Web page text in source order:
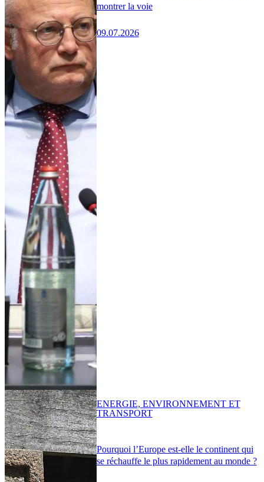
montrer la voie
09.07.2026
Pourquoi l’Europe est-elle le continent qui
se réchauffe le plus rapidement au monde ?
ENERGIE, ENVIRONNEMENT ET
TRANSPORT